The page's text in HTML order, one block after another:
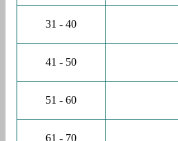
31 - 40
41 - 50
51 - 60
61 - 70